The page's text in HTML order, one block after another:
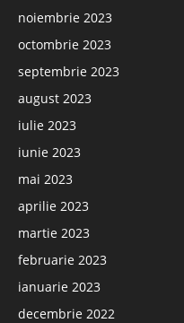
noiembrie 2023
octombrie 2023
septembrie 2023
august 2023
iulie 2023
iunie 2023
mai 2023
aprilie 2023
martie 2023
februarie 2023
ianuarie 2023
decembrie 2022